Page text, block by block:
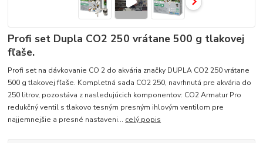
Profi set Dupla CO2 250 vrátane 500 g tlakovej
fľaše.
Profi set na dávkovanie CO 2 do akvária značky DUPLA CO2 250 vrátane
500 g tlakovej fľaše. Kompletná sada CO2 250, navrhnutá pre akvária do
250 litrov, pozostáva z nasledujúcich komponentov: CO2 Armatur Pro
redukčný ventil s tlakovo tesným presným ihlovým ventilom pre
najjemnejšie a presné nastaveni... celý popis